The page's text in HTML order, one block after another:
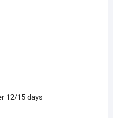
12/15 days